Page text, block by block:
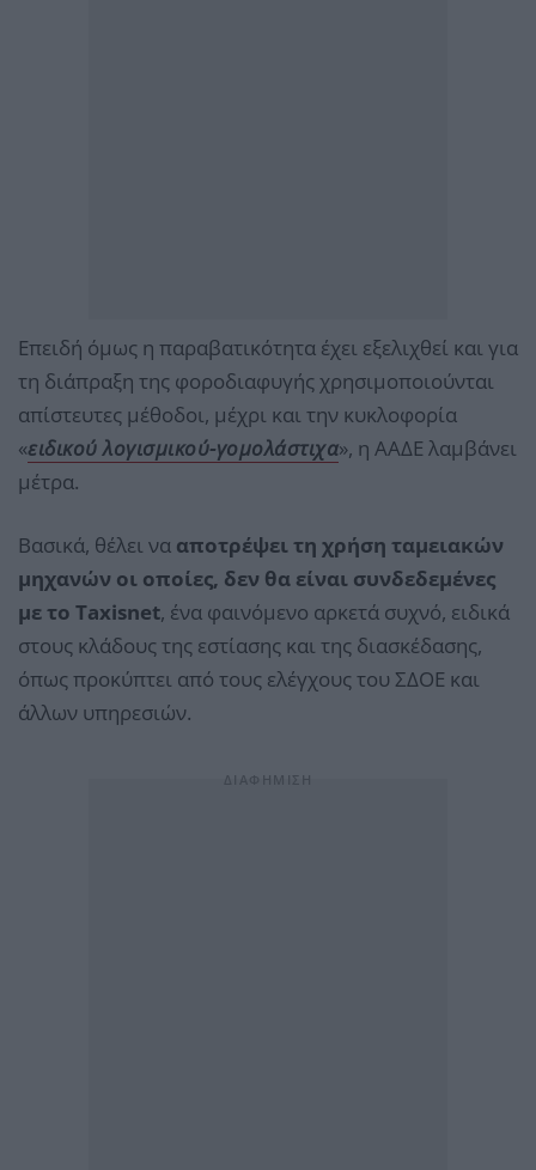
Επειδή όμως η παραβατικότητα έχει εξελιχθεί και για
τη διάπραξη της φοροδιαφυγής χρησιμοποιούνται
απίστευτες μέθοδοι, μέχρι και την κυκλοφορία
«ειδικού λογισμικού-γομολάστιχα», η ΑΑΔΕ λαμβάνει
μέτρα.
Βασικά, θέλει να αποτρέψει τη χρήση ταμειακών
μηχανών οι οποίες, δεν θα είναι συνδεδεμένες
με το Taxisnet, ένα φαινόμενο αρκετά συχνό, ειδικά
στους κλάδους της εστίασης και της διασκέδασης,
όπως προκύπτει από τους ελέγχους του ΣΔΟΕ και
άλλων υπηρεσιών.